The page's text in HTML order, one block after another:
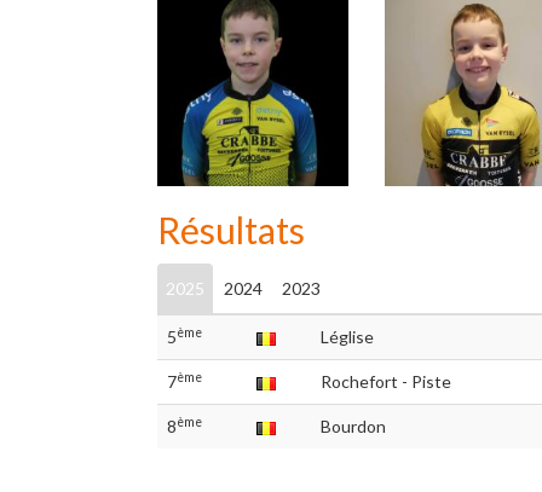
Résultats
2025 2024 2023
5ème Léglise
7ème Rochefort - Piste
8ème Bourdon